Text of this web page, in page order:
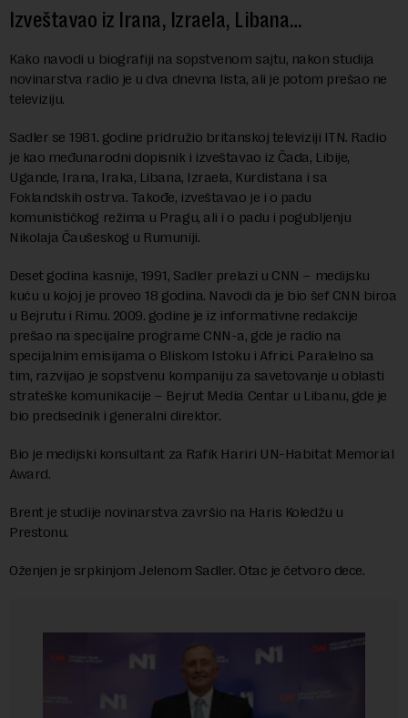
Izveštavao iz Irana, Izraela, Libana…
Kako navodi u biografiji na sopstvenom sajtu, nakon studija
novinarstva radio je u dva dnevna lista, ali je potom prešao ne
televiziju.
Sadler se 1981. godine pridružio britanskoj televiziji ITN. Radio
je kao međunarodni dopisnik i izveštavao iz Čada, Libije,
Ugande, Irana, Iraka, Libana, Izraela, Kurdistana i sa
Foklandskih ostrva. Takođe, izveštavao je i o padu
komunističkog režima u Pragu, ali i o padu i pogubljenju
Nikolaja Čaušeskog u Rumuniji.
Deset godina kasnije, 1991, Sadler prelazi u CNN – medijsku
kuću u kojoj je proveo 18 godina. Navodi da je bio šef CNN biroa
u Bejrutu i Rimu. 2009. godine je iz informativne redakcije
prešao na specijalne programe CNN-a, gde je radio na
specijalnim emisijama o Bliskom Istoku i Africi. Paralelno sa
tim, razvijao je sopstvenu kompaniju za savetovanje u oblasti
strateške komunikacije – Bejrut Media Centar u Libanu, gde je
bio predsednik i generalni direktor.
Bio je medijski konsultant za Rafik Hariri UN-Habitat Memorial
Award.
Brent je studije novinarstva završio na Haris Koledžu u
Prestonu.
Oženjen je srpkinjom Jelenom Sadler. Otac je četvoro dece.